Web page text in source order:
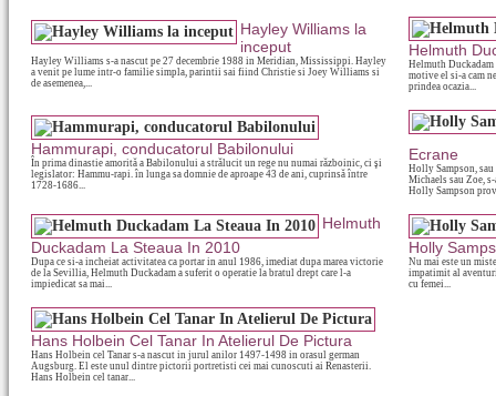
Hayley Williams la
inceput
Hayley Williams s-a nascut pe 27 decembrie 1988 in Meridian, Mississippi. Hayley
a venit pe lume intr-o familie simpla, parintii sai fiind Christie si Joey Williams si
de asemenea,...
Helmuth
Helmuth Duckadam
motive el si-a cam
prindea ocazia...
Hammurapi, conducatorul Babilonului
În prima dinastie amorită a Babilonului a strălucit un rege nu numai războinic, ci şi
legislator: Hammu-rapi. în lunga sa domnie de aproape 43 de ani, cuprinsă între
1728-1686...
Ecrane
Holly Sampson,
Michaels sau Zoe,
Holly Sampson
Helmuth
Duckadam La Steaua In 2010
Dupa ce si-a incheiat activitatea ca portar in anul 1986, imediat dupa marea victorie
de la Sevillia, Helmuth Duckadam a suferit o operatie la bratul drept care l-a
impiedicat sa mai...
Holly
Nu mai este un
impatimit al
cu femei...
Hans Holbein Cel Tanar In Atelierul De Pictura
Hans Holbein cel Tanar s-a nascut in jurul anilor 1497-1498 in orasul german
Augsburg. El este unul dintre pictorii portretisti cei mai cunoscuti ai Renasterii.
Hans Holbein cel tanar...